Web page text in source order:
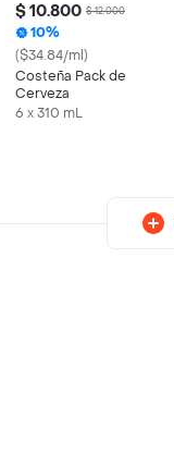
$ 10.800 $ 12.000
10%
($34.84/ml)
Costeña Pack de
Cerveza
6 x 310 mL